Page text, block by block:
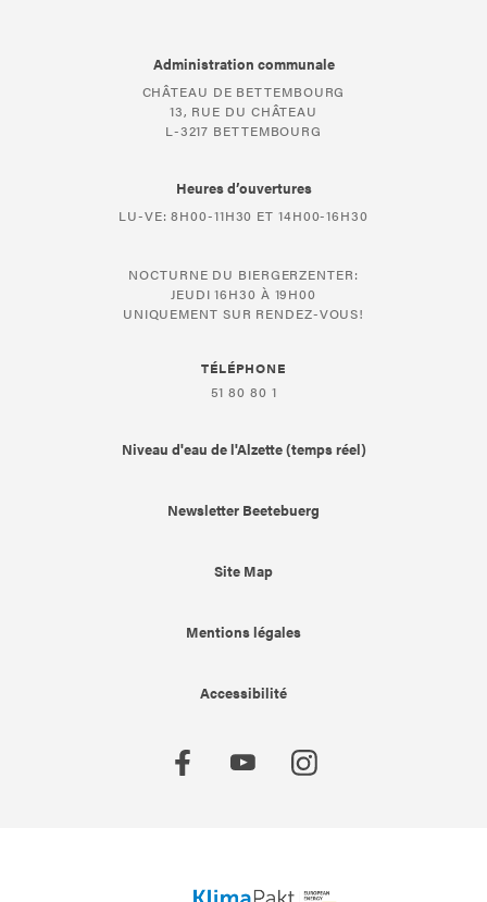
Administration communale
CHÂTEAU DE BETTEMBOURG
13, RUE DU CHÂTEAU
L-3217 BETTEMBOURG
Heures d’ouvertures
LU-VE: 8H00-11H30 ET 14H00-16H30
NOCTURNE DU BIERGERZENTER:
JEUDI 16H30 À 19H00
UNIQUEMENT SUR RENDEZ-VOUS!
TÉLÉPHONE
51 80 80 1
Niveau d'eau de l'Alzette (temps réel)
Newsletter Beetebuerg
Site Map
Mentions légales
Accessibilité